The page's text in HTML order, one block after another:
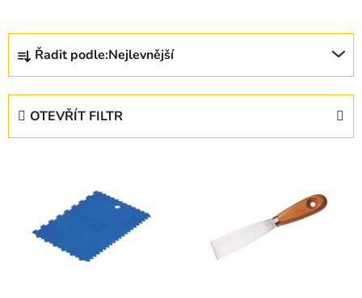
Ř
z
Řadit podle:Nejlevnější
OTEVŘÍT FILTR